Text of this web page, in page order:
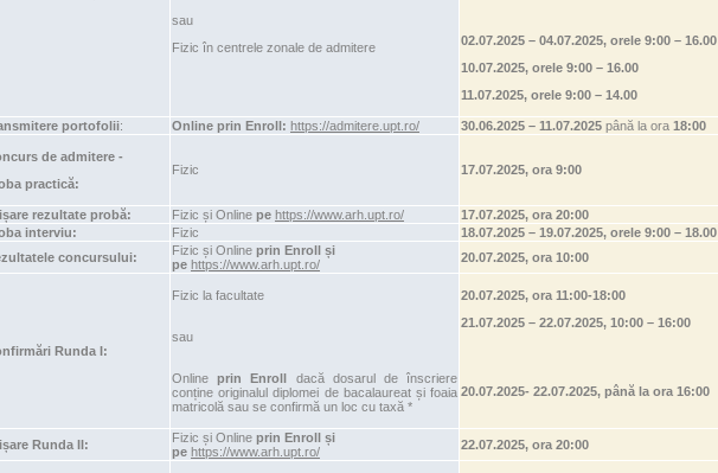
sau
Fizic în centrele zonale de admitere
02.07.2025 – 04.07.2025, orele 9:00 – 16.00
10.07.2025, orele 9:00 – 16.00
11.07.2025, orele 9:00 – 14.00
portofolii: Online prin Enroll: https://admitere.upt.ro/ 30.06.2025 – 11.07.2025 până la ora 18:00
de admitere -
practică:
Fizic 17.07.2025, ora 9:00
rezultate probă: Fizic și Online pe https://www.arh.upt.ro/
17.07.2025, ora 20:00
interviu:
Fizic
18.07.2025 – 19.07.2025, orele 9:00 – 18.00
concursului:
Fizic și Online prin Enroll și
pe https://www.arh.upt.ro/ 20.07.2025, ora 10:00
Runda I:
Fizic la facultate
sau
Onlineprin Enroll dacă dosarul de înscriere
conține originalul diplomei de bacalaureat și foaia
matricolă sau se confirmă un loc cu taxă *
20.07.2025, ora 11:00-18:00
21.07.2025 – 22.07.2025, 10:00 – 16:00
20.07.2025- 22.07.2025, până la ora 16:00
Runda II: Fizic și Online prin Enroll și
pe https://www.arh.upt.ro/ 22.07.2025, ora 20:00